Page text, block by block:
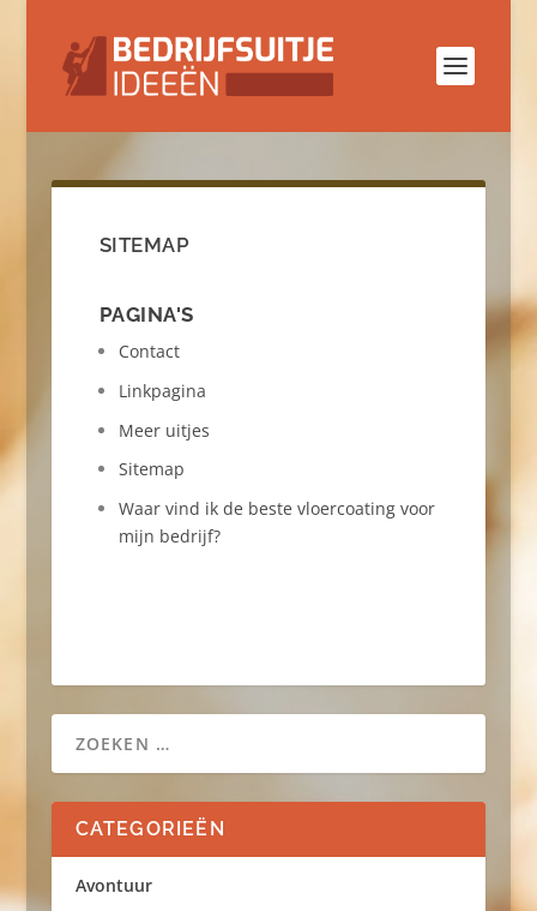
SITEMAP
PAGINA'S
Contact
Linkpagina
Meer uitjes
Sitemap
Waar vind ik de beste vloercoating voor
mijn bedrijf?
CATEGORIEËN
Avontuur